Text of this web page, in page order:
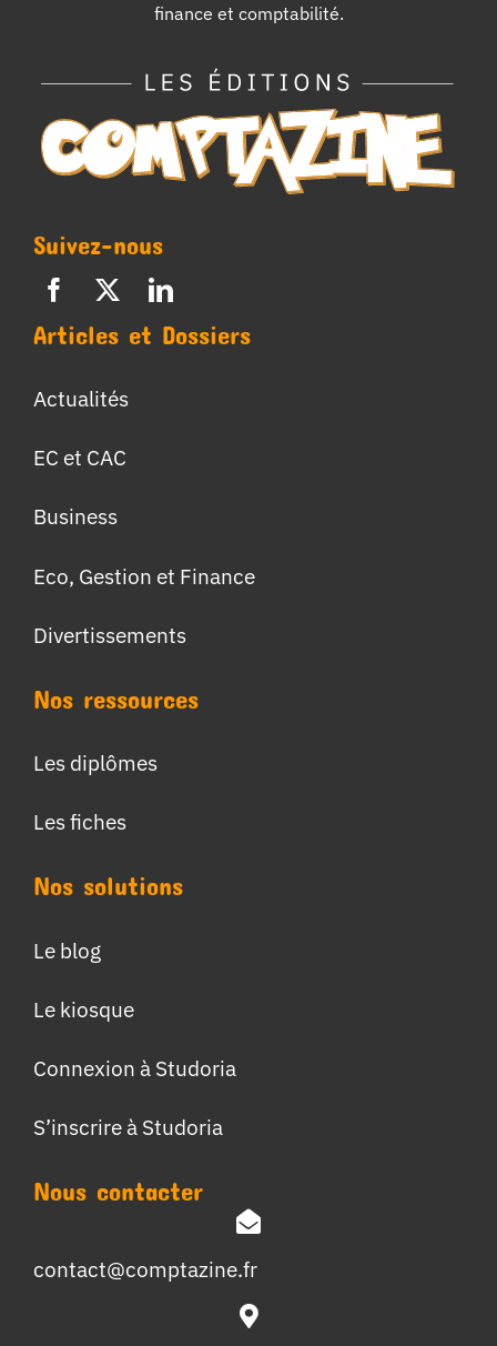
finance et comptabilité.
Suivez-nous
Articles et Dossiers
Actualités
EC et CAC
Business
Eco, Gestion et Finance
Divertissements
Nos ressources
Les diplômes
Les fiches
Nos solutions
Le blog
Le kiosque
Connexion à Studoria
S’inscrire à Studoria
Nous contacter
contact@comptazine.fr